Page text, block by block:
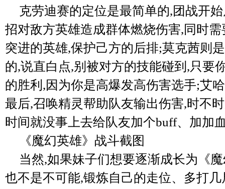
克劳迪赛的定位是最简单的,团战开
招对敌方英雄造成群体燃烧伤害,同时
突进的英雄,保护己方的后排;莫克茜则
的,说直白点,别被对方的技能碰到,只要
的胜利,因为你是高爆发高伤害选手;艾
最后,召唤精灵帮助队友输出伤害,时不
时间就没事上去给队友加个buff、加加
《魔幻英雄》战斗截图
当然,如果妹子们想要逐渐成长为《
也不是不可能,锻炼自己的走位、多打